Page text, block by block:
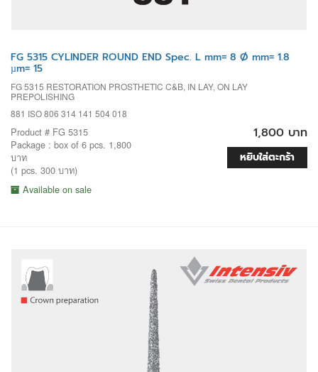
FG 5315 CYLINDER ROUND END Spec. L mm= 8 Ø mm= 1.8
µm= 15
FG 5315 RESTORATION PROSTHETIC C&B, IN LAY, ON LAY
PREPOLISHING
881 ISO 806 314 141 504 018
Product # FG 5315
Package : box of 6 pcs. 1,800
บาท
(1 pcs. 300 บาท)
Available on sale
1,800 บาท
หยิบใส่ตะกร้า